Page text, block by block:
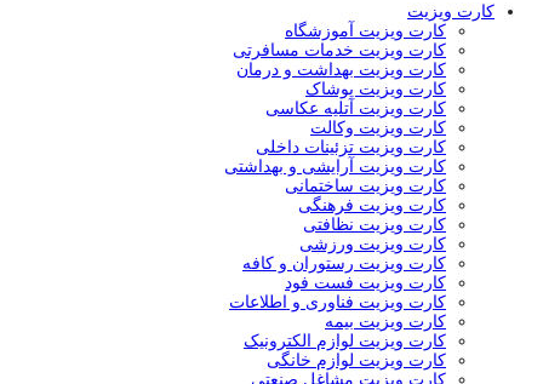
کارت ویزیت
کارت ویزیت آموزشگاه
کارت ویزیت خدمات مسافرتی
کارت ویزیت بهداشت و درمان
کارت ویزیت پوشاک
کارت ویزیت آتلیه عکاسی
کارت ویزیت وکالت
کارت ویزیت تزئینات داخلی
کارت ویزیت آرایشی و بهداشتی
کارت ویزیت ساختمانی
کارت ویزیت فرهنگی
کارت ویزیت نظافتی
کارت ویزیت ورزشی
کارت ویزیت رستوران و کافه
کارت ویزیت فست فود
کارت ویزیت فناوری و اطلاعات
کارت ویزیت بیمه
کارت ویزیت لوازم الکترونیک
کارت ویزیت لوازم خانگی
کارت ویزیت مشاغل صنعتی